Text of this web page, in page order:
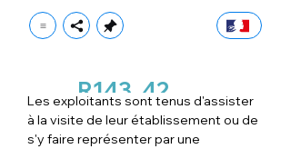
R143 42
Les exploitants sont tenus d'assister
à la visite de leur établissement ou de
s'y faire représenter par une